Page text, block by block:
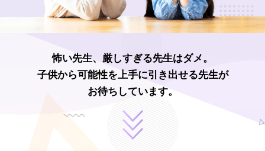
怖い先生、厳しすぎる先生はダメ。
子供から可能性を上手に引き出せる先生が
お待ちしています。